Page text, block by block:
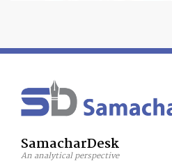
SamacharDesk
An analytical perspective